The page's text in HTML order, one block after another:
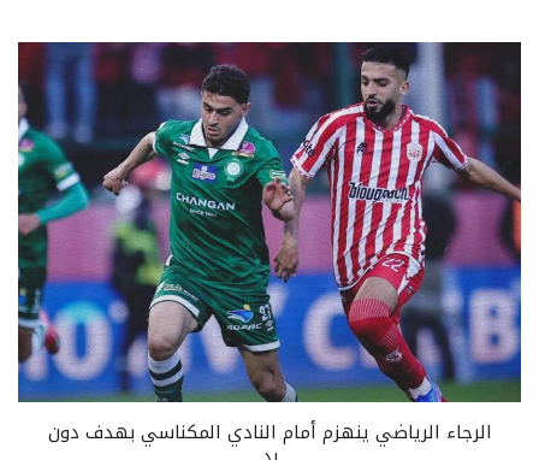
الرجاء الرياضي ينهزم أمام النادي المكناسي بهدف دون